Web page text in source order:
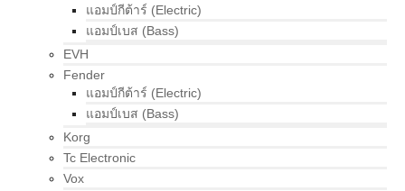
แอมป์กีต้าร์ (Electric)
แอมป์เบส (Bass)
EVH
Fender
แอมป์กีต้าร์ (Electric)
แอมป์เบส (Bass)
Korg
Tc Electronic
Vox